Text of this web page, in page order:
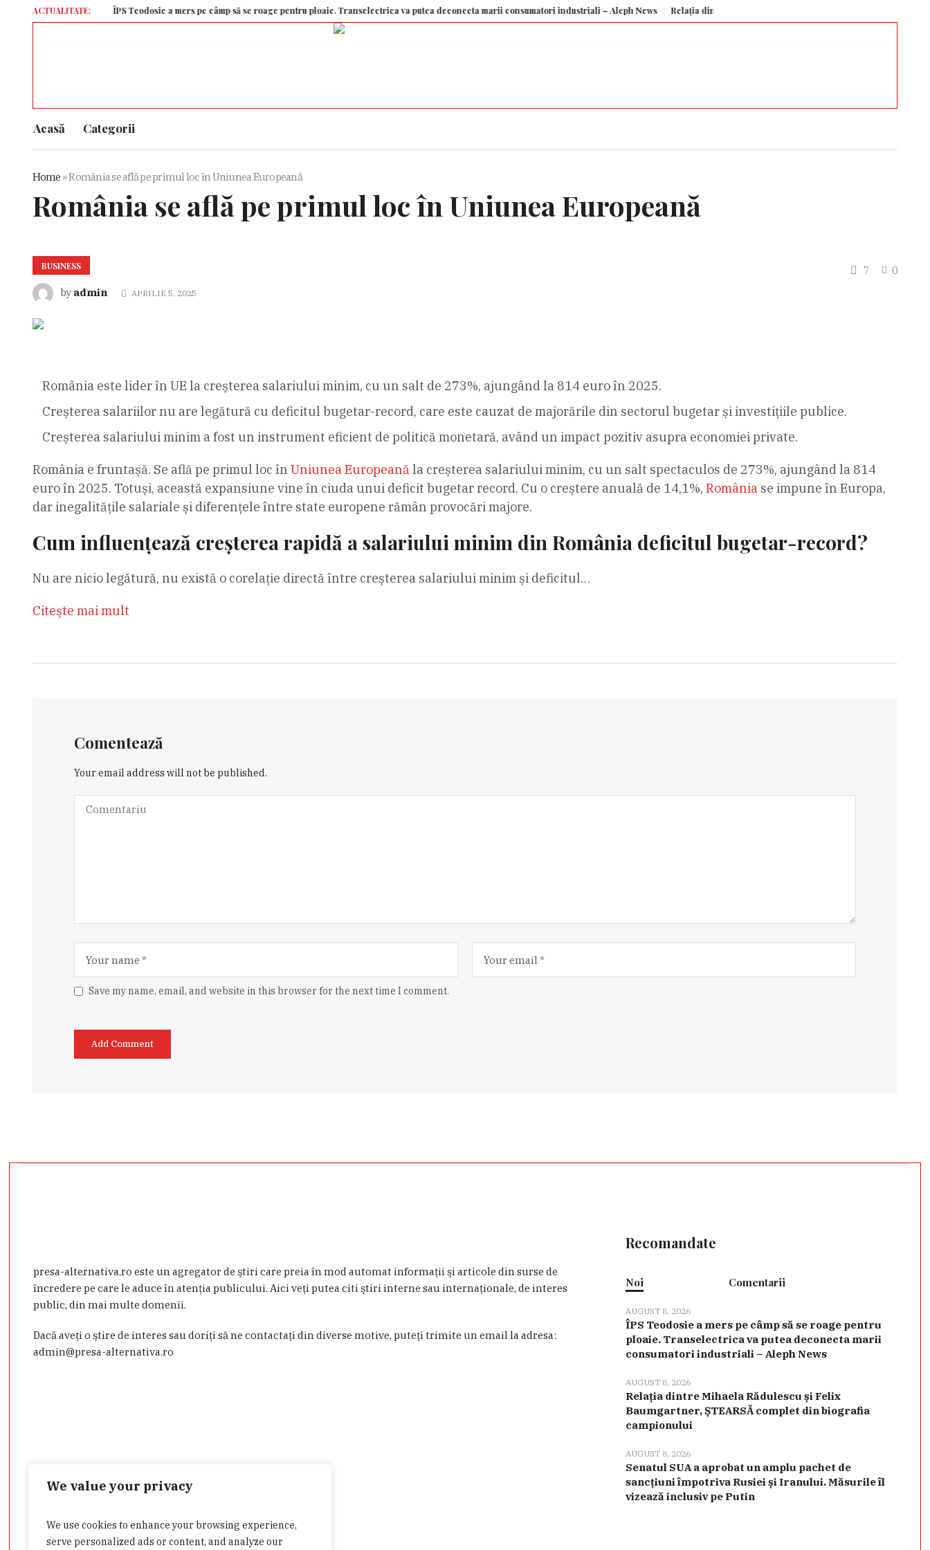
We value your privacy
We use cookies to enhance your browsing experience,
serve personalized ads or content, and analyze our
ACTUALITATE:ÎPS Teodosie a mers pe câmp să se roage pentru ploaie. Transelectrica va putea deconecta marii consumatori industriali – Aleph News Relația dintre Mihaela Rădulescu și Felix Baumgartner, ȘTEARSĂ
Acasă Categorii
Home »România se află pe primul loc în Uniunea Europeană
România se află pe primul loc în Uniunea Europeană
BUSINESS 7
0
by admin APRILIE 5, 2025
România este lider în UE la creșterea salariului minim, cu un salt de 273%, ajungând la 814 euro în 2025.
Creșterea salariilor nu are legătură cu deficitul bugetar-record, care este cauzat de majorările din sectorul bugetar și investițiile publice.
Creșterea salariului minim a fost un instrument eficient de politică monetară, având un impact pozitiv asupra economiei private.
România e fruntașă. Se află pe primul loc în Uniunea Europeanăla creșterea salariului minim, cu un salt spectaculos de 273%, ajungând la 814
euro în 2025. Totuși, această expansiune vine în ciuda unui deficit bugetar record. Cu o creștere anuală de 14,1%, Româniase impune în Europa,
dar inegalitățile salariale și diferențele între state europene rămân provocări majore.
Cum influențează creșterea rapidă a salariului minim din România deficitul bugetar-record?
Nu are nicio legătură, nu există o corelație directă între creșterea salariului minim și deficitul…
Citeşte mai mult
Comentează
Your email address will not be published.
Save my name, email, and website in this browser for the next time I comment.
presa-alternativa.ro este un agregator de ştiri care preia în mod automat informaţii şi articole din surse de
încredere pe care le aduce în atenţia publicului. Aici veţi putea citi ştiri interne sau internaţionale, de interes
public, din mai multe domenii.
Dacă aveţi o ştire de interes sau doriţi să ne contactaţi din diverse motive, puteţi trimite un email la adresa:
admin@presa-alternativa.ro
Recomandate
Noi Comentarii
AUGUST 8, 2026
ÎPS Teodosie a mers pe câmp să se roage pentru
ploaie. Transelectrica va putea deconecta marii
consumatori industriali – Aleph News
AUGUST 8, 2026
Relația dintre Mihaela Rădulescu și Felix
Baumgartner, ȘTEARSĂ complet din biografia
campionului
AUGUST 8, 2026
Senatul SUA a aprobat un amplu pachet de
sancțiuni împotriva Rusiei și Iranului. Măsurile îl
vizează inclusiv pe Putin
Categorii